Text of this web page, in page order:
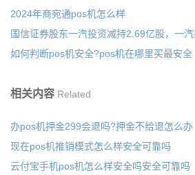
2024年商宛通pos机怎么样
如何判断pos机安全?pos机在哪里买最安全
相关内容 Related
办pos机押金299会退吗?押金不给退怎么办
现在pos机推销模式怎么样安全可靠吗
云付宝手机pos机怎么样安全吗安全可靠吗